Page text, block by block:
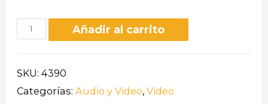
Añadir al carrito
SKU: 4390
Categorías: Audio y Video, Video